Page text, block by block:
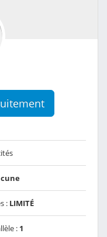
: LIMITÉ
: 1